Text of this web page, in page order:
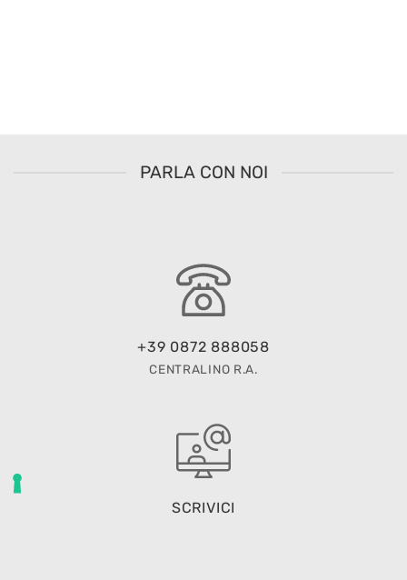
PARLA CON NOI
+39 0872 888058
CENTRALINO R.A.
SCRIVICI